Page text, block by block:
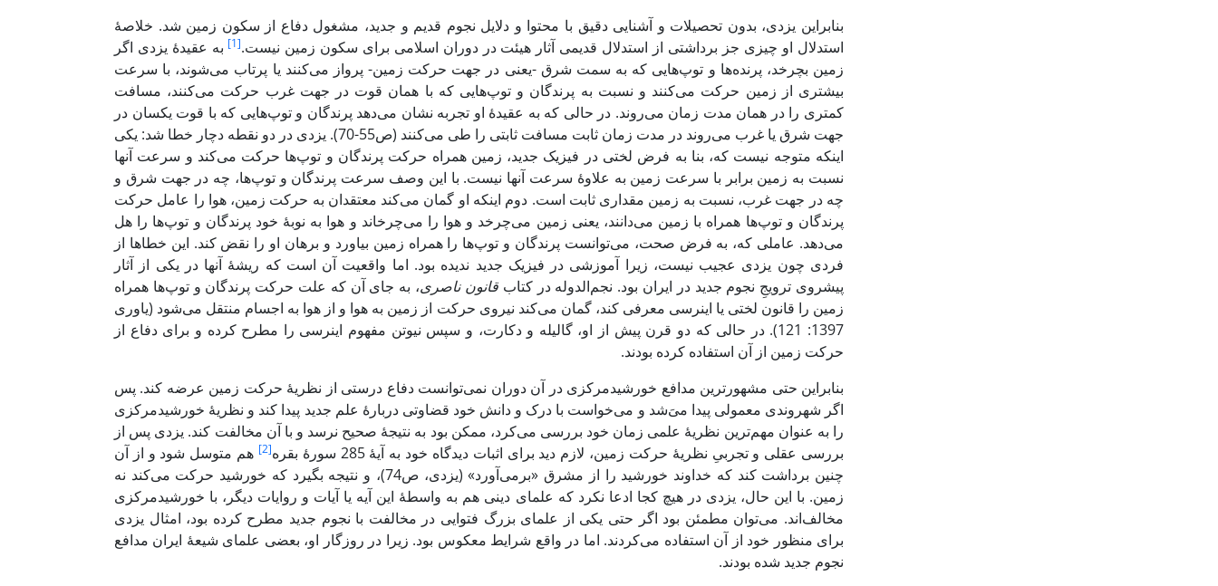
بنابراین یزدی، بدون تحصیلات و آشنایی دقیق با محتوا و دلایل نجوم قدیم و جدید، مشغول دفاع از سکون زمین شد. خلاصۀ
استدلال او چیزی جز برداشتی از استدلال قدیمی آثار هیئت در دوران اسلامی برای سکون زمین نیست.[1]
به عقیدۀ یزدی اگر
زمین بچرخد، پرنده‌ها و توپ‌هایی که به سمت شرق -یعنی در جهت حرکت زمین- پرواز می‌کنند یا پرتاب می‌شوند، با سرعت
بیشتری از زمین حرکت می‌کنند و نسبت به پرندگان و توپ‌هایی که با همان قوت در جهت غرب حرکت می‌کنند، مسافت
کمتری را در همان مدت زمان می‌روند. در حالی که به عقیدۀ او تجربه نشان می‌دهد پرندگان و توپ‌هایی که با قوت یکسان در
جهت شرق یا غرب می‌روند در مدت زمان ثابت مسافت ثابتی را طی می‌کنند (ص55-70). یزدی در دو نقطه دچار خطا شد: یکی
اینکه متوجه نیست که، بنا به فرض لختی در فیزیک جدید، زمین همراه حرکت پرندگان و توپ‌ها حرکت می‌کند و سرعت آنها
نسبت به زمین برابر با سرعت زمین به علاوۀ سرعت آنها نیست. با این وصف سرعت پرندگان و توپ‌ها، چه در جهت شرق و
چه در جهت غرب، نسبت به زمین مقداری ثابت است. دوم اینکه او گمان می‌کند معتقدان به حرکت زمین، هوا را عامل حرکت
پرندگان و توپ‌ها همراه با زمین می‌دانند، یعنی زمین می‌چرخد و هوا را می‌چرخاند و هوا به نوبۀ خود پرندگان و توپ‌ها را هل
می‌دهد. عاملی که، به فرض صحت، می‌توانست پرندگان و توپ‌ها را همراه زمین بیاورد و برهان او را نقض کند. این خطاها از
فردی چون یزدی عجیب نیست، زیرا آموزشی در فیزیک جدید ندیده بود. اما واقعیت آن است که ریشۀ آنها در یکی از آثار
پیشروی ترویجِ نجوم جدید در ایران بود. نجم‌الدوله در کتابقانون ناصری، به جای آن که علت حرکت پرندگان و توپ‌ها همراه
زمین را قانون لختی یا اینرسی معرفی کند، گمان می‌کند نیروی حرکت از زمین به هوا و از هوا به اجسام منتقل می‌شود (یاوری
1397: 121). در حالی که دو قرن پیش از او، گالیله و دکارت، و سپس نیوتن مفهوم اینرسی را مطرح کرده و برای دفاع از
حرکت زمین از آن استفاده کرده بودند.
بنابراین حتی مشهورترین مدافع خورشیدمرکزی در آن دوران نمی‌توانست دفاع درستی از نظریۀ حرکت زمین عرضه کند. پس
اگر شهروندی معمولی پیدا می‌َشد و می‌خواست با درک و دانش خود قضاوتی دربارۀ علم جدید پیدا کند و نظریۀ خورشیدمرکزی
را به عنوان مهم‌ترین نظریۀ علمی زمان خود بررسی می‌کرد، ممکن بود به نتیجۀ صحیح نرسد و با آن مخالفت کند. یزدی پس از
بررسی عقلی و تجربیِ نظریۀ حرکت زمین، لازم دید برای اثبات دیدگاه خود به آیۀ 285 سورۀ بقره
[2]
هم متوسل شود و از آن
چنین برداشت کند که خداوند خورشید را از مشرق «برمی‌آورد» (یزدی، ص74)، و نتیجه بگیرد که خورشید حرکت می‌کند نه
زمین. با این حال، یزدی در هیچ کجا ادعا نکرد که علمای دینی هم به واسطۀ این آیه یا آیات و روایات دیگر، با خورشیدمرکزی
مخالف‌اند. می‌توان مطمئن بود اگر حتی یکی از علمای بزرگ فتوایی در مخالفت با نجوم جدید مطرح کرده بود، امثال یزدی
برای منظور خود از آن استفاده می‌کردند. اما در واقع شرایط معکوس بود. زیرا در روزگار او، بعضی علمای شیعۀ ایران مدافع
نجوم جدید شده بودند.